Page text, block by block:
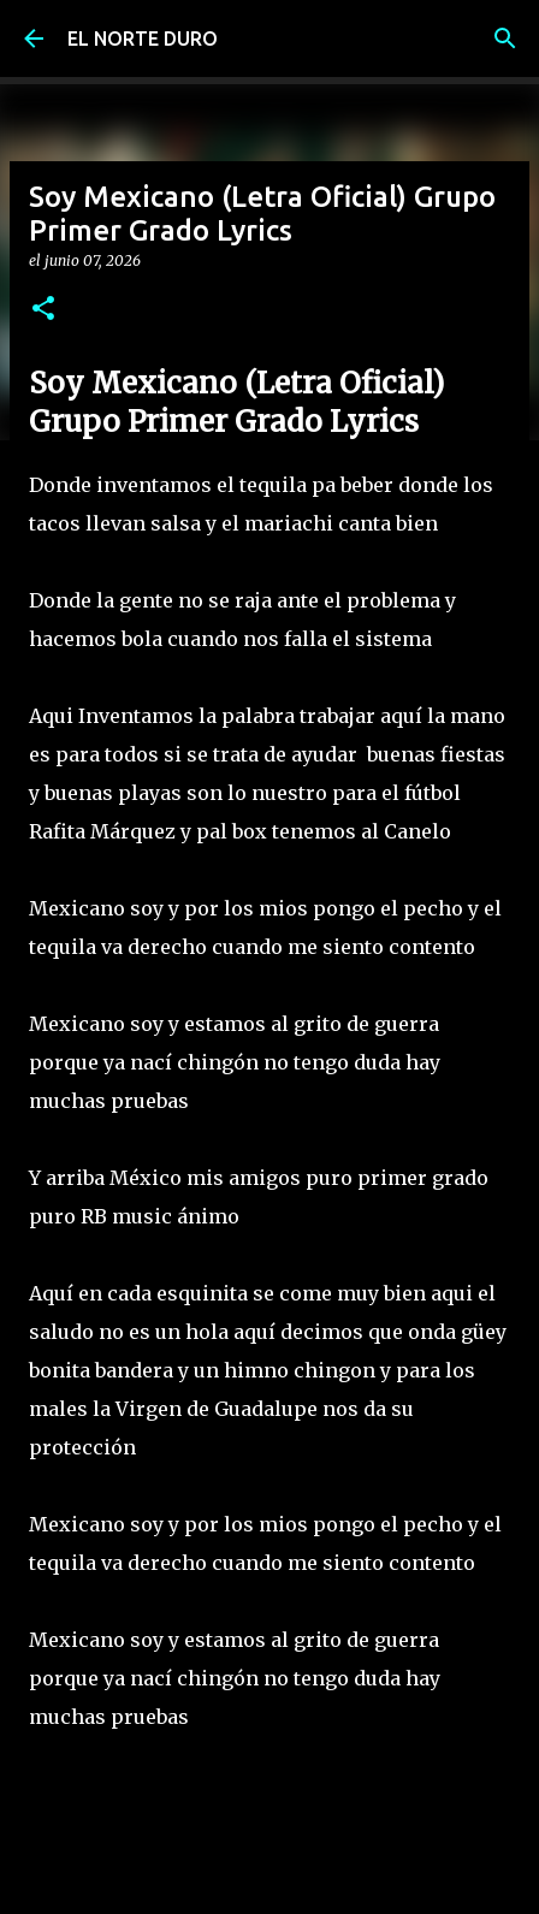
Ir al contenido principal
EL NORTE DURO
Soy Mexicano (Letra Oficial) Grupo
Primer Grado Lyrics
el junio 07, 2026
Soy Mexicano (Letra Oficial)
Grupo Primer Grado Lyrics
Donde inventamos el tequila pa beber donde los
tacos llevan salsa y el mariachi canta bien
Donde la gente no se raja ante el problema y
hacemos bola cuando nos falla el sistema
Aqui Inventamos la palabra trabajar aquí la mano
es para todos si se trata de ayudar buenas fiestas
y buenas playas son lo nuestro para el fútbol
Rafita Márquez y pal box tenemos al Canelo
Mexicano soy y por los mios pongo el pecho y el
tequila va derecho cuando me siento contento
Mexicano soy y estamos al grito de guerra
porque ya nací chingón no tengo duda hay
muchas pruebas
Y arriba México mis amigos puro primer grado
puro RB music ánimo
Aquí en cada esquinita se come muy bien aqui el
saludo no es un hola aquí decimos que onda güey
bonita bandera y un himno chingon y para los
males la Virgen de Guadalupe nos da su
protección
Mexicano soy y por los mios pongo el pecho y el
tequila va derecho cuando me siento contento
Mexicano soy y estamos al grito de guerra
porque ya nací chingón no tengo duda hay
muchas pruebas